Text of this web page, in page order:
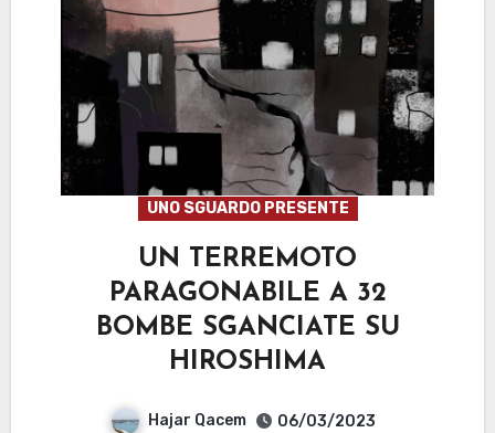
UNO SGUARDO PRESENTE
UN TERREMOTO
PARAGONABILE A 32
BOMBE SGANCIATE SU
HIROSHIMA
Hajar Qacem
06/03/2023